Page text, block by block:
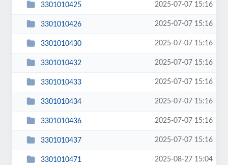
3301010425 2025-07-07 15:16
3301010426 2025-07-07 15:16
3301010430 2025-07-07 15:16
3301010432 2025-07-07 15:16
3301010433 2025-07-07 15:16
3301010434 2025-07-07 15:16
3301010436 2025-07-07 15:16
3301010437 2025-07-07 15:16
3301010471 2025-08-27 15:04